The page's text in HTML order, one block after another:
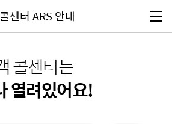
콜센터 ARS 안내
콜센터는
열려있어요!